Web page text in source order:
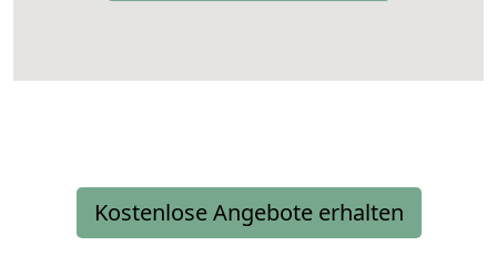
Kostenlose Angebote erhalten